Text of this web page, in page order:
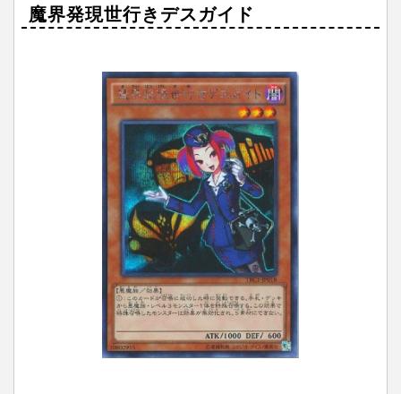
魔界発現世行きデスガイド